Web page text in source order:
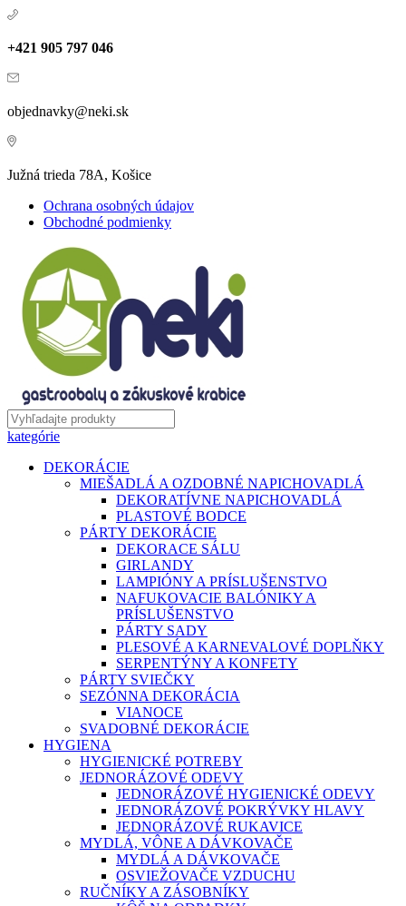
+421 905 797 046
objednavky@neki.sk
Južná trieda 78A, Košice
Ochrana osobných údajov
Obchodné podmienky
kategórie
DEKORÁCIE
MIEŠADLÁ A OZDOBNÉ NAPICHOVADLÁ
DEKORATÍVNE NAPICHOVADLÁ
PLASTOVÉ BODCE
PÁRTY DEKORÁCIE
DEKORACE SÁLU
GIRLANDY
LAMPIÓNY A PRÍSLUŠENSTVO
NAFUKOVACIE BALÓNIKY A
PRÍSLUŠENSTVO
PÁRTY SADY
PLESOVÉ A KARNEVALOVÉ DOPLŇKY
SERPENTÝNY A KONFETY
PÁRTY SVIEČKY
SEZÓNNA DEKORÁCIA
VIANOCE
SVADOBNÉ DEKORÁCIE
HYGIENA
HYGIENICKÉ POTREBY
JEDNORÁZOVÉ ODEVY
JEDNORÁZOVÉ HYGIENICKÉ ODEVY
JEDNORÁZOVÉ POKRÝVKY HLAVY
JEDNORÁZOVÉ RUKAVICE
MYDLÁ, VÔNE A DÁVKOVAČE
MYDLÁ A DÁVKOVAČE
OSVIEŽOVAČE VZDUCHU
RUČNÍKY A ZÁSOBNÍKY